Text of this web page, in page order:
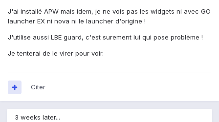
J'ai installé APW mais idem, je ne vois pas les widgets ni avec GO
launcher EX ni nova ni le launcher d'origine !
J'utilise aussi LBE guard, c'est surement lui qui pose problème !
Je tenterai de le virer pour voir.
Citer
3 weeks later...